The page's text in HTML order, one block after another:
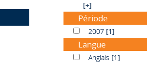
[+]
Période
20072007 [1]
Langue
AnglaisAnglais [1]